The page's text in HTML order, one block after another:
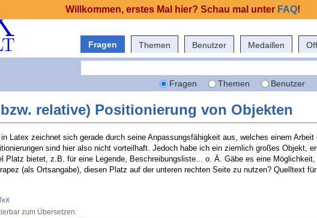
Fragen Themen Benutzer Medaillen
Fragen Themen Benutzer
relative) Positionierung von Objekten
Latex zeichnet sich gerade durch seine Anpassungsfähigkeit aus, welches einem Arbeit
sind hier also nicht vorteilhaft. Jedoch habe ich ein ziemlich großes Objekt,
Platz bietet, z.B. für eine Legende, Beschreibungsliste... o. Ä. Gäbe es eine Möglichkeit,
(als Ortsangabe), diesen Platz auf der unteren rechten Seite zu nutzen? Quelltext
zum Übersetzen:
Willkommen, erstes Mal hier? Schau mal unter FAQ!